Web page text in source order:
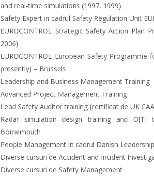
and real-time simulations (1997, 1999)
Safety Expert in cadrul Safety Regulation Unit
EUROCONTROL Strategic Safety Action Plan
2006)
EUROCONTROL European Safety
presently) – Brussels
Leadership and Business Management Training
Advanced Project Management Training
Lead Safety Auditor training (certificat de UK
Radar simulation design training and
Bornemouth
People Management in cadrul Danish
Diverse cursuri de Accident and Incident
Diverse cursuri de Safety Management